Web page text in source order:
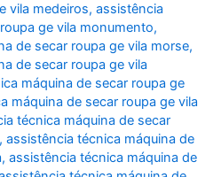
vila medeiros,assistência
ge vila monumento,
de secar roupa ge vila morse,
de secar roupa ge vila
máquina de secar roupa ge
máquina de secar roupa ge vila
técnica máquina de secar
,assistência técnica máquina de
,assistência técnica máquina de